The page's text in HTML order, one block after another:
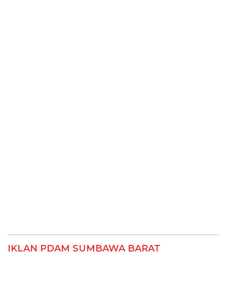
IKLAN PDAM SUMBAWA BARAT